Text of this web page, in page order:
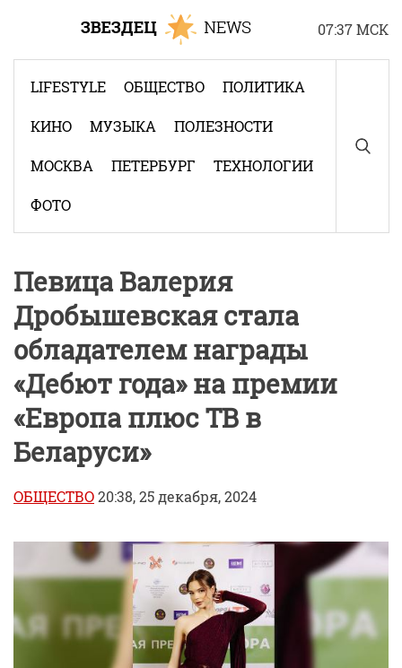
07:37 МСК
LIFESTYLE ОБЩЕСТВО ПОЛИТИКА
КИНО МУЗЫКА ПОЛЕЗНОСТИ
МОСКВА ПЕТЕРБУРГ ТЕХНОЛОГИИ
ФОТО
Певица Валерия
Дробышевская стала
обладателем награды
«Дебют года» на премии
«Европа плюс ТВ в
Беларуси»
ОБЩЕСТВО20:38, 25 декабря, 2024